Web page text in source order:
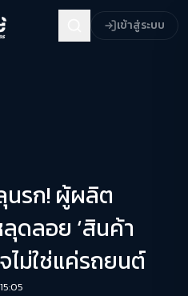
เข้าสู่ระบบ
นรก! ผู้ผลิต
ดลอย ‘สินค้า
ไม่ใช่แค่รถยนต์